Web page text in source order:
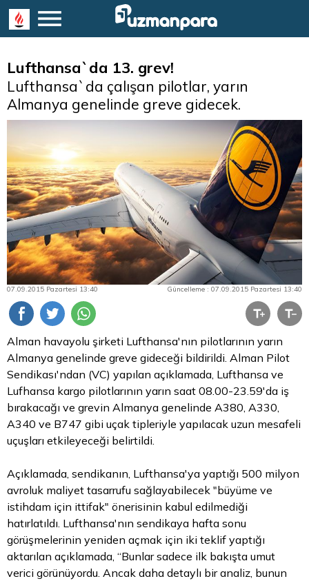
Lufthansa`da 13. grev!
Lufthansa`da çalışan pilotlar, yarın
Almanya genelinde greve gidecek.
07.09.2015 Pazartesi 13:40 Güncelleme : 07.09.2015 Pazartesi 13:40
Alman havayolu şirketi Lufthansa'nın pilotlarının yarın
Almanya genelinde greve gideceği bildirildi. Alman Pilot
Sendikası'ndan (VC) yapılan açıklamada, Lufthansa ve
Lufhansa kargo pilotlarının yarın saat 08.00-23.59'da iş
bırakacağı ve grevin Almanya genelinde A380, A330,
A340 ve B747 gibi uçak tipleriyle yapılacak uzun mesafeli
uçuşları etkileyeceği belirtildi.
Açıklamada, sendikanın, Lufthansa'ya yaptığı 500 milyon
avroluk maliyet tasarrufu sağlayabilecek "büyüme ve
istihdam için ittifak" önerisinin kabul edilmediği
hatırlatıldı. Lufthansa'nın sendikaya hafta sonu
görüşmelerinin yeniden açmak için iki teklif yaptığı
aktarılan açıklamada, “Bunlar sadece ilk bakışta umut
verici görünüyordu. Ancak daha detaylı bir analiz, bunun